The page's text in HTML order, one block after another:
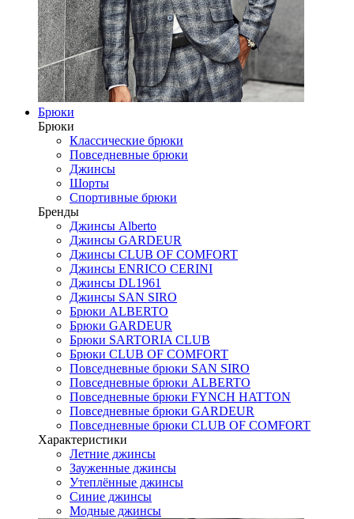
Брюки
Брюки
Классические брюки
Повседневные брюки
Джинсы
Шорты
Спортивные брюки
Бренды
Джинсы Alberto
Джинсы GARDEUR
Джинсы CLUB OF COMFORT
Джинсы ENRICO CERINI
Джинсы DL1961
Джинсы SAN SIRO
Брюки ALBERTO
Брюки GARDEUR
Брюки SARTORIA CLUB
Брюки CLUB OF COMFORT
Повседневные брюки SAN SIRO
Повседневные брюки ALBERTO
Повседневные брюки FYNCH HATTON
Повседневные брюки GARDEUR
Повседневные брюки CLUB OF COMFORT
Характеристики
Летние джинсы
Зауженные джинсы
Утеплённые джинсы
Синие джинсы
Модные джинсы